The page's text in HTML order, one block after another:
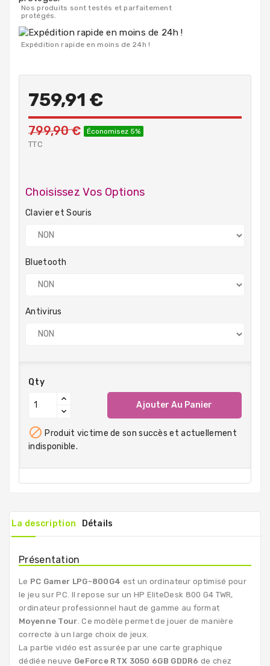
Nos produits sont testés et parfaitement
protégés.
Expédition rapide en moins de 24h !
759,91 €
799,90 € Économisez 5%
TTC
Choisissez Vos Options
Clavier et Souris
Bluetooth
Antivirus
Qty
Ajouter Au Panier
 Produit victime de son succès et actuellement
indisponible.
La description Détails
Présentation
Le PC Gamer LPG-800G4 est un ordinateur optimisé pour
le jeu sur PC. Il repose sur un HP EliteDesk 800 G4 TWR,
ordinateur professionnel haut de gamme au format
Moyenne Tour . Ce modèle permet de jouer de manière
correcte à un large choix de jeux.
La partie vidéo est assurée par une carte graphique
dédiée neuve GeForce RTX 3050 6GB GDDR6 de chez